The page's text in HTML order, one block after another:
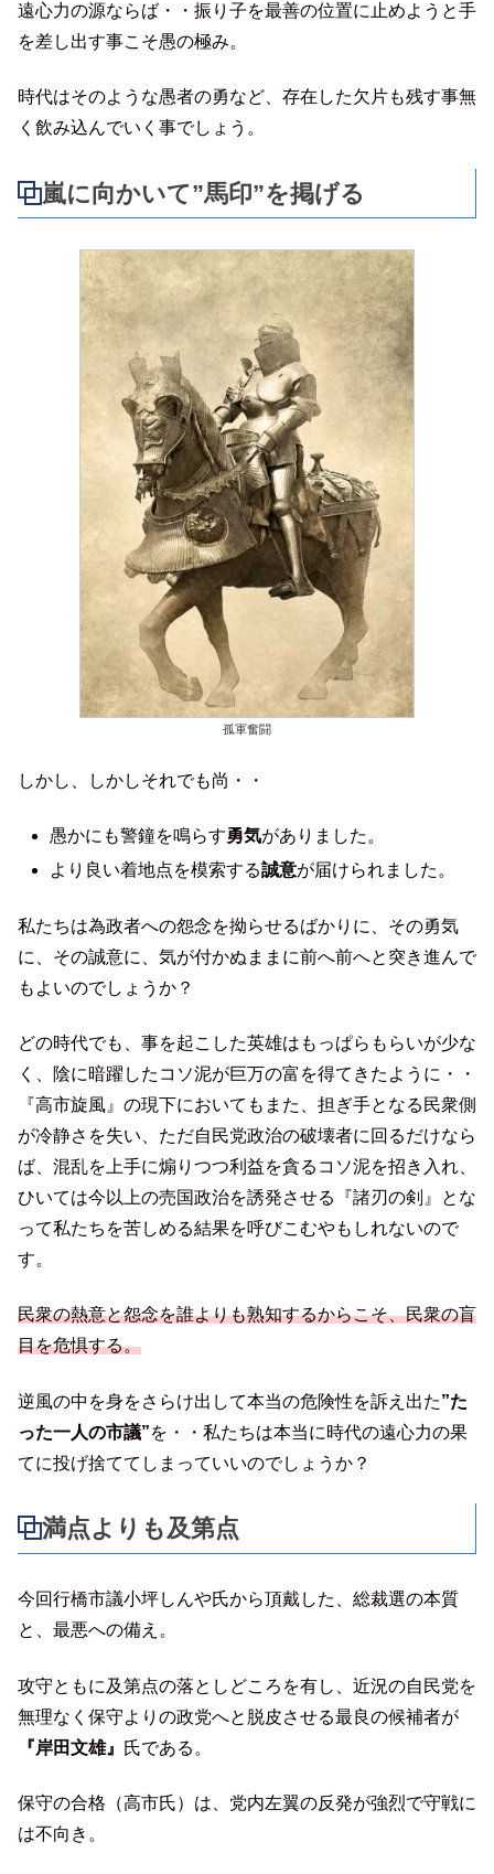
遠心力の源ならば・・振り子を最善の位置に止めようと手
を差し出す事こそ愚の極み。
時代はそのような愚者の勇など、存在した欠片も残す事無
く飲み込んでいく事でしょう。
嵐に向かいて”馬印”を掲げる
孤軍奮闘
しかし、しかしそれでも尚・・
愚かにも警鐘を鳴らす勇気がありました。
より良い着地点を模索する誠意が届けられました。
私たちは為政者への怨念を拗らせるばかりに、その勇気
に、その誠意に、気が付かぬままに前へ前へと突き進んで
もよいのでしょうか？
どの時代でも、事を起こした英雄はもっぱらもらいが少な
く、陰に暗躍したコソ泥が巨万の富を得てきたように・・
『高市旋風』の現下においてもまた、担ぎ手となる民衆側
が冷静さを失い、ただ自民党政治の破壊者に回るだけなら
ば、混乱を上手に煽りつつ利益を貪るコソ泥を招き入れ、
ひいては今以上の売国政治を誘発させる『諸刃の剣』とな
って私たちを苦しめる結果を呼びこむやもしれないので
す。
民衆の熱意と怨念を誰よりも熟知するからこそ、民衆の盲
目を危惧する。
逆風の中を身をさらけ出して本当の危険性を訴え出た”た
った一人の市議”を・・私たちは本当に時代の遠心力の果
てに投げ捨ててしまっていいのでしょうか？
満点よりも及第点
今回行橋市議小坪しんや氏から頂戴した、総裁選の本質
と、最悪への備え。
攻守ともに及第点の落としどころを有し、近況の自民党を
無理なく保守よりの政党へと脱皮させる最良の候補者が
『岸田文雄』 氏である。
保守の合格（高市氏）は、党内左翼の反発が強烈で守戦に
は不向き。